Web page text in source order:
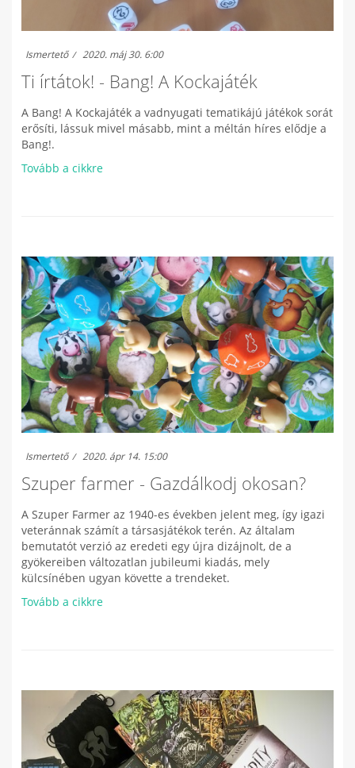
Ismertető 2020. máj 30. 6:00
Ti írtátok! - Bang! A Kockajáték
A Bang! A Kockajáték a vadnyugati tematikájú játékok sorát
erősíti, lássuk mivel másabb, mint a méltán híres elődje a
Bang!.
Tovább a cikkre
Ismertető 2020. ápr 14. 15:00
Szuper farmer - Gazdálkodj okosan?
A Szuper Farmer az 1940-es években jelent meg, így igazi
veteránnak számít a társasjátékok terén. Az általam
bemutatót verzió az eredeti egy újra dizájnolt, de a
gyökereiben változatlan jubileumi kiadás, mely
külcsínében ugyan követte a trendeket.
Tovább a cikkre